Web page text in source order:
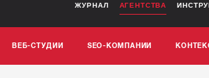
ЖУРНАЛ АГЕНТСТВА
ВЕБ-СТУДИИ SEO-КОМПАНИИ